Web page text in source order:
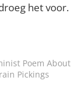
het voor.
Poem About
Pickings